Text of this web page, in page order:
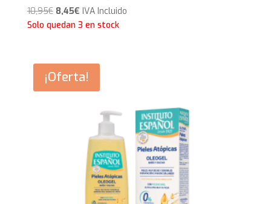
10,95€ El
precio
10,95€.
8,45€El
precio
8,45€.
IVA Incluido
Solo quedan 3 en stock
¡Oferta!